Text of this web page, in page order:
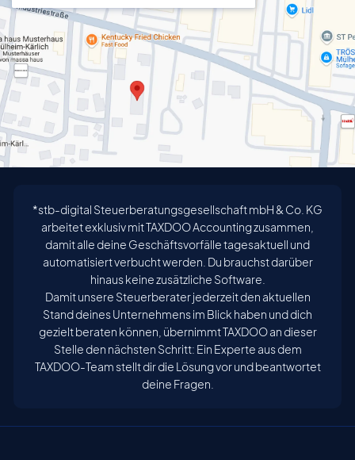
*stb-digital Steuerberatungsgesellschaft mbH & Co. KG
arbeitet exklusiv mit TAXDOO Accounting zusammen,
damit alle deine Geschäftsvorfälle tagesaktuell und
automatisiert verbucht werden. Du brauchst darüber
hinaus keine zusätzliche Software.
Damit unsere Steuerberater jederzeit den aktuellen
Stand deines Unternehmens im Blick haben und dich
gezielt beraten können, übernimmt TAXDOO an dieser
Stelle den nächsten Schritt: Ein Experte aus dem
TAXDOO-Team stellt dir die Lösung vor und beantwortet
deine Fragen.